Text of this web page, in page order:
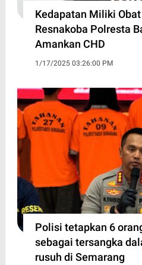
Kedapatan Miliki
Resnakoba Polresta
Amankan CHD
1/17/2025 03:26:00 PM
Polisi tetapkan 6
sebagai tersangka
rusuh di Semarang